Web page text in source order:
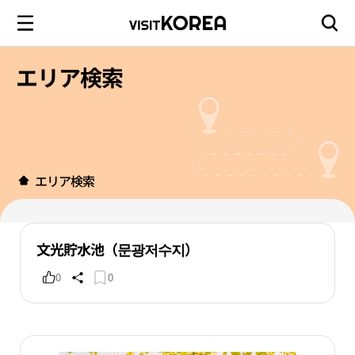
エリア検索
エリア検索
文光貯水池（문광저수지）
0 0